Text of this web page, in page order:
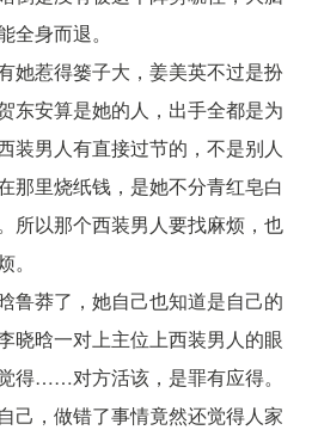
全身而退。
她惹得篓子大，姜美英不过是扮
东安算是她的人，出手全都是为
装男人有直接过节的，不是别人
那里烧纸钱，是她不分青红皂白
所以那个西装男人要找麻烦，也
鲁莽了，她自己也知道是自己的
晓晗一对上主位上西装男人的眼
得……对方活该，是罪有应得。
己，做错了事情竟然还觉得人家